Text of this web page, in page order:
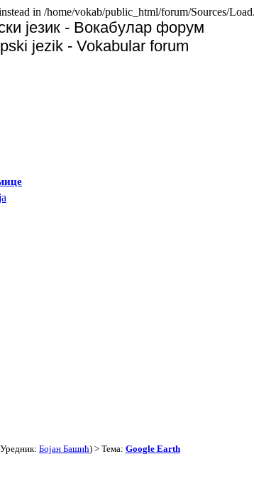
in /home/vokab/public_html/forum/Sources/
језик - Вокабулар форум
jezik - Vokabular forum
Бојан Башић) > Тема: Google Earth